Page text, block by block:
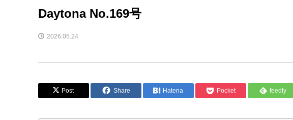
Daytona No.169号
2026.05.24
Post Share Hatena Pocket feedly